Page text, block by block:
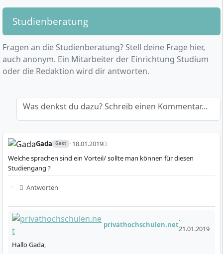
Studienberatung
Fragen an die Studienberatung? Stell deine Frage hier,
auch anonym. Ein Mitarbeiter der Einrichtung Studium
oder die Redaktion wird dir antworten.
Was denkst du dazu? Schreib einen Kommentar...
Gada Gast · 18.01.2019
Welche sprachen sind ein Vorteil/ sollte man können für diesen
Studiengang ?
Antworten
privathochschulen.net·
21.01.2019
Hallo Gada,